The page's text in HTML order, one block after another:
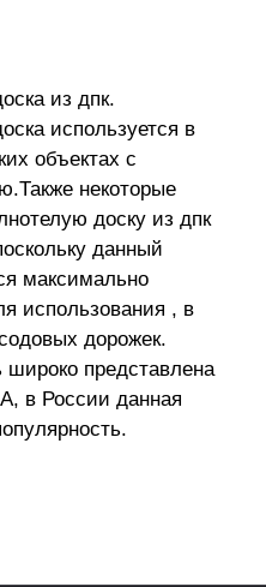
из дпк.
используется в
объектах с
некоторые
доску из дпк
данный
максимально
использования , в
дорожек.
широко представлена
в России данная